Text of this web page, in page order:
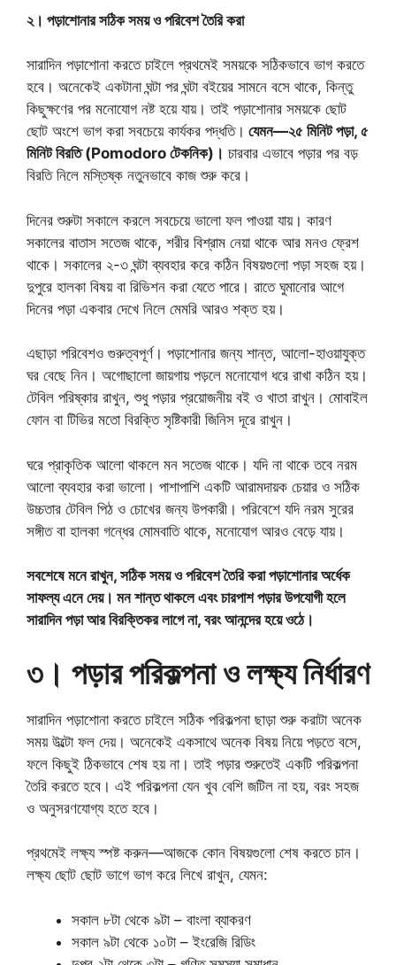
২। পড়াশোনার সঠিক সময় ও পরিবেশ তৈরি করা
সারাদিন পড়াশোনা করতে চাইলে প্রথমেই সময়কে সঠিকভাবে ভাগ করতে
হবে। অনেকেই একটানা ঘন্টা পর ঘন্টা বইয়ের সামনে বসে থাকে, কিন্তু
কিছুক্ষণের পর মনোযোগ নষ্ট হয়ে যায়। তাই পড়াশোনার সময়কে ছোট
ছোট অংশে ভাগ করা সবচেয়ে কার্যকর পদ্ধতি। যেমন—২৫ মিনিট পড়া, ৫
মিনিট বিরতি (Pomodoro টেকনিক)। চারবার এভাবে পড়ার পর বড়
বিরতি নিলে মস্তিষ্ক নতুনভাবে কাজ শুরু করে।
দিনের শুরুটা সকালে করলে সবচেয়ে ভালো ফল পাওয়া যায়। কারণ
সকালের বাতাস সতেজ থাকে, শরীর বিশ্রাম নেয়া থাকে আর মনও ফ্রেশ
থাকে। সকালের ২-৩ ঘন্টা ব্যবহার করে কঠিন বিষয়গুলো পড়া সহজ হয়।
দুপুরে হালকা বিষয় বা রিভিশন করা যেতে পারে। রাতে ঘুমানোর আগে
দিনের পড়া একবার দেখে নিলে মেমরি আরও শক্ত হয়।
এছাড়া পরিবেশও গুরুত্বপূর্ণ। পড়াশোনার জন্য শান্ত, আলো-হাওয়াযুক্ত
ঘর বেছে নিন। অগোছালো জায়গায় পড়লে মনোযোগ ধরে রাখা কঠিন হয়।
টেবিল পরিষ্কার রাখুন, শুধু পড়ার প্রয়োজনীয় বই ও খাতা রাখুন। মোবাইল
ফোন বা টিভির মতো বিরক্তি সৃষ্টিকারী জিনিস দূরে রাখুন।
ঘরে প্রাকৃতিক আলো থাকলে মন সতেজ থাকে। যদি না থাকে তবে নরম
আলো ব্যবহার করা ভালো। পাশাপাশি একটি আরামদায়ক চেয়ার ও সঠিক
উচ্চতার টেবিল পিঠ ও চোখের জন্য উপকারী। পরিবেশে যদি নরম সুরের
সঙ্গীত বা হালকা গন্ধের মোমবাতি থাকে, মনোযোগ আরও বেড়ে যায়।
সবশেষে মনে রাখুন, সঠিক সময় ও পরিবেশ তৈরি করা পড়াশোনার অর্ধেক
সাফল্য এনে দেয়। মন শান্ত থাকলে এবং চারপাশ পড়ার উপযোগী হলে
সারাদিন পড়া আর বিরক্তিকর লাগে না, বরং আনন্দের হয়ে ওঠে।
৩। পড়ার পরিকল্পনা ও লক্ষ্য নির্ধারণ
সারাদিন পড়াশোনা করতে চাইলে সঠিক পরিকল্পনা ছাড়া শুরু করাটা অনেক
সময় উল্টো ফল দেয়। অনেকেই একসাথে অনেক বিষয় নিয়ে পড়তে বসে,
ফলে কিছুই ঠিকভাবে শেষ হয় না। তাই পড়ার শুরুতেই একটি পরিকল্পনা
তৈরি করতে হবে। এই পরিকল্পনা যেন খুব বেশি জটিল না হয়, বরং সহজ
ও অনুসরণযোগ্য হতে হবে।
প্রথমেই লক্ষ্য স্পষ্ট করুন—আজকে কোন বিষয়গুলো শেষ করতে চান।
লক্ষ্য ছোট ছোট ভাগে ভাগ করে লিখে রাখুন, যেমন:
সকাল ৮টা থেকে ৯টা – বাংলা ব্যাকরণ
সকাল ৯টা থেকে ১০টা – ইংরেজি রিডিং